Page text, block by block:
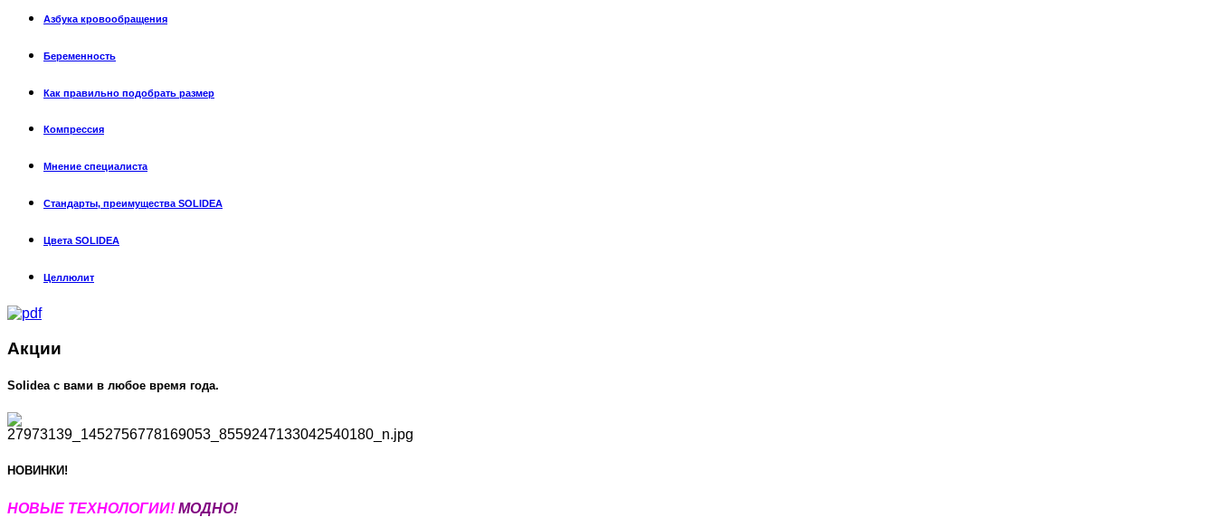
Азбука кровообращения
Беременность
Как правильно подобрать размер
Компрессия
Мнение специалиста
Стандарты, преимущества SOLIDEA
Цвета SOLIDEA
Целлюлит
Акции
Solidea c вами в любое время года.
НОВИНКИ!
НОВЫЕ ТЕХНОЛОГИИ! МОДНО!